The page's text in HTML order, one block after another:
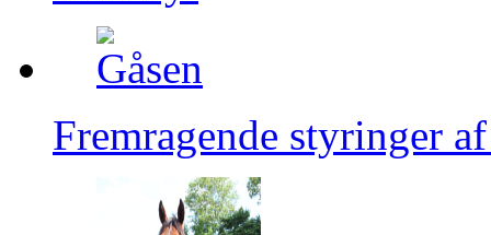
Fremragende styringer